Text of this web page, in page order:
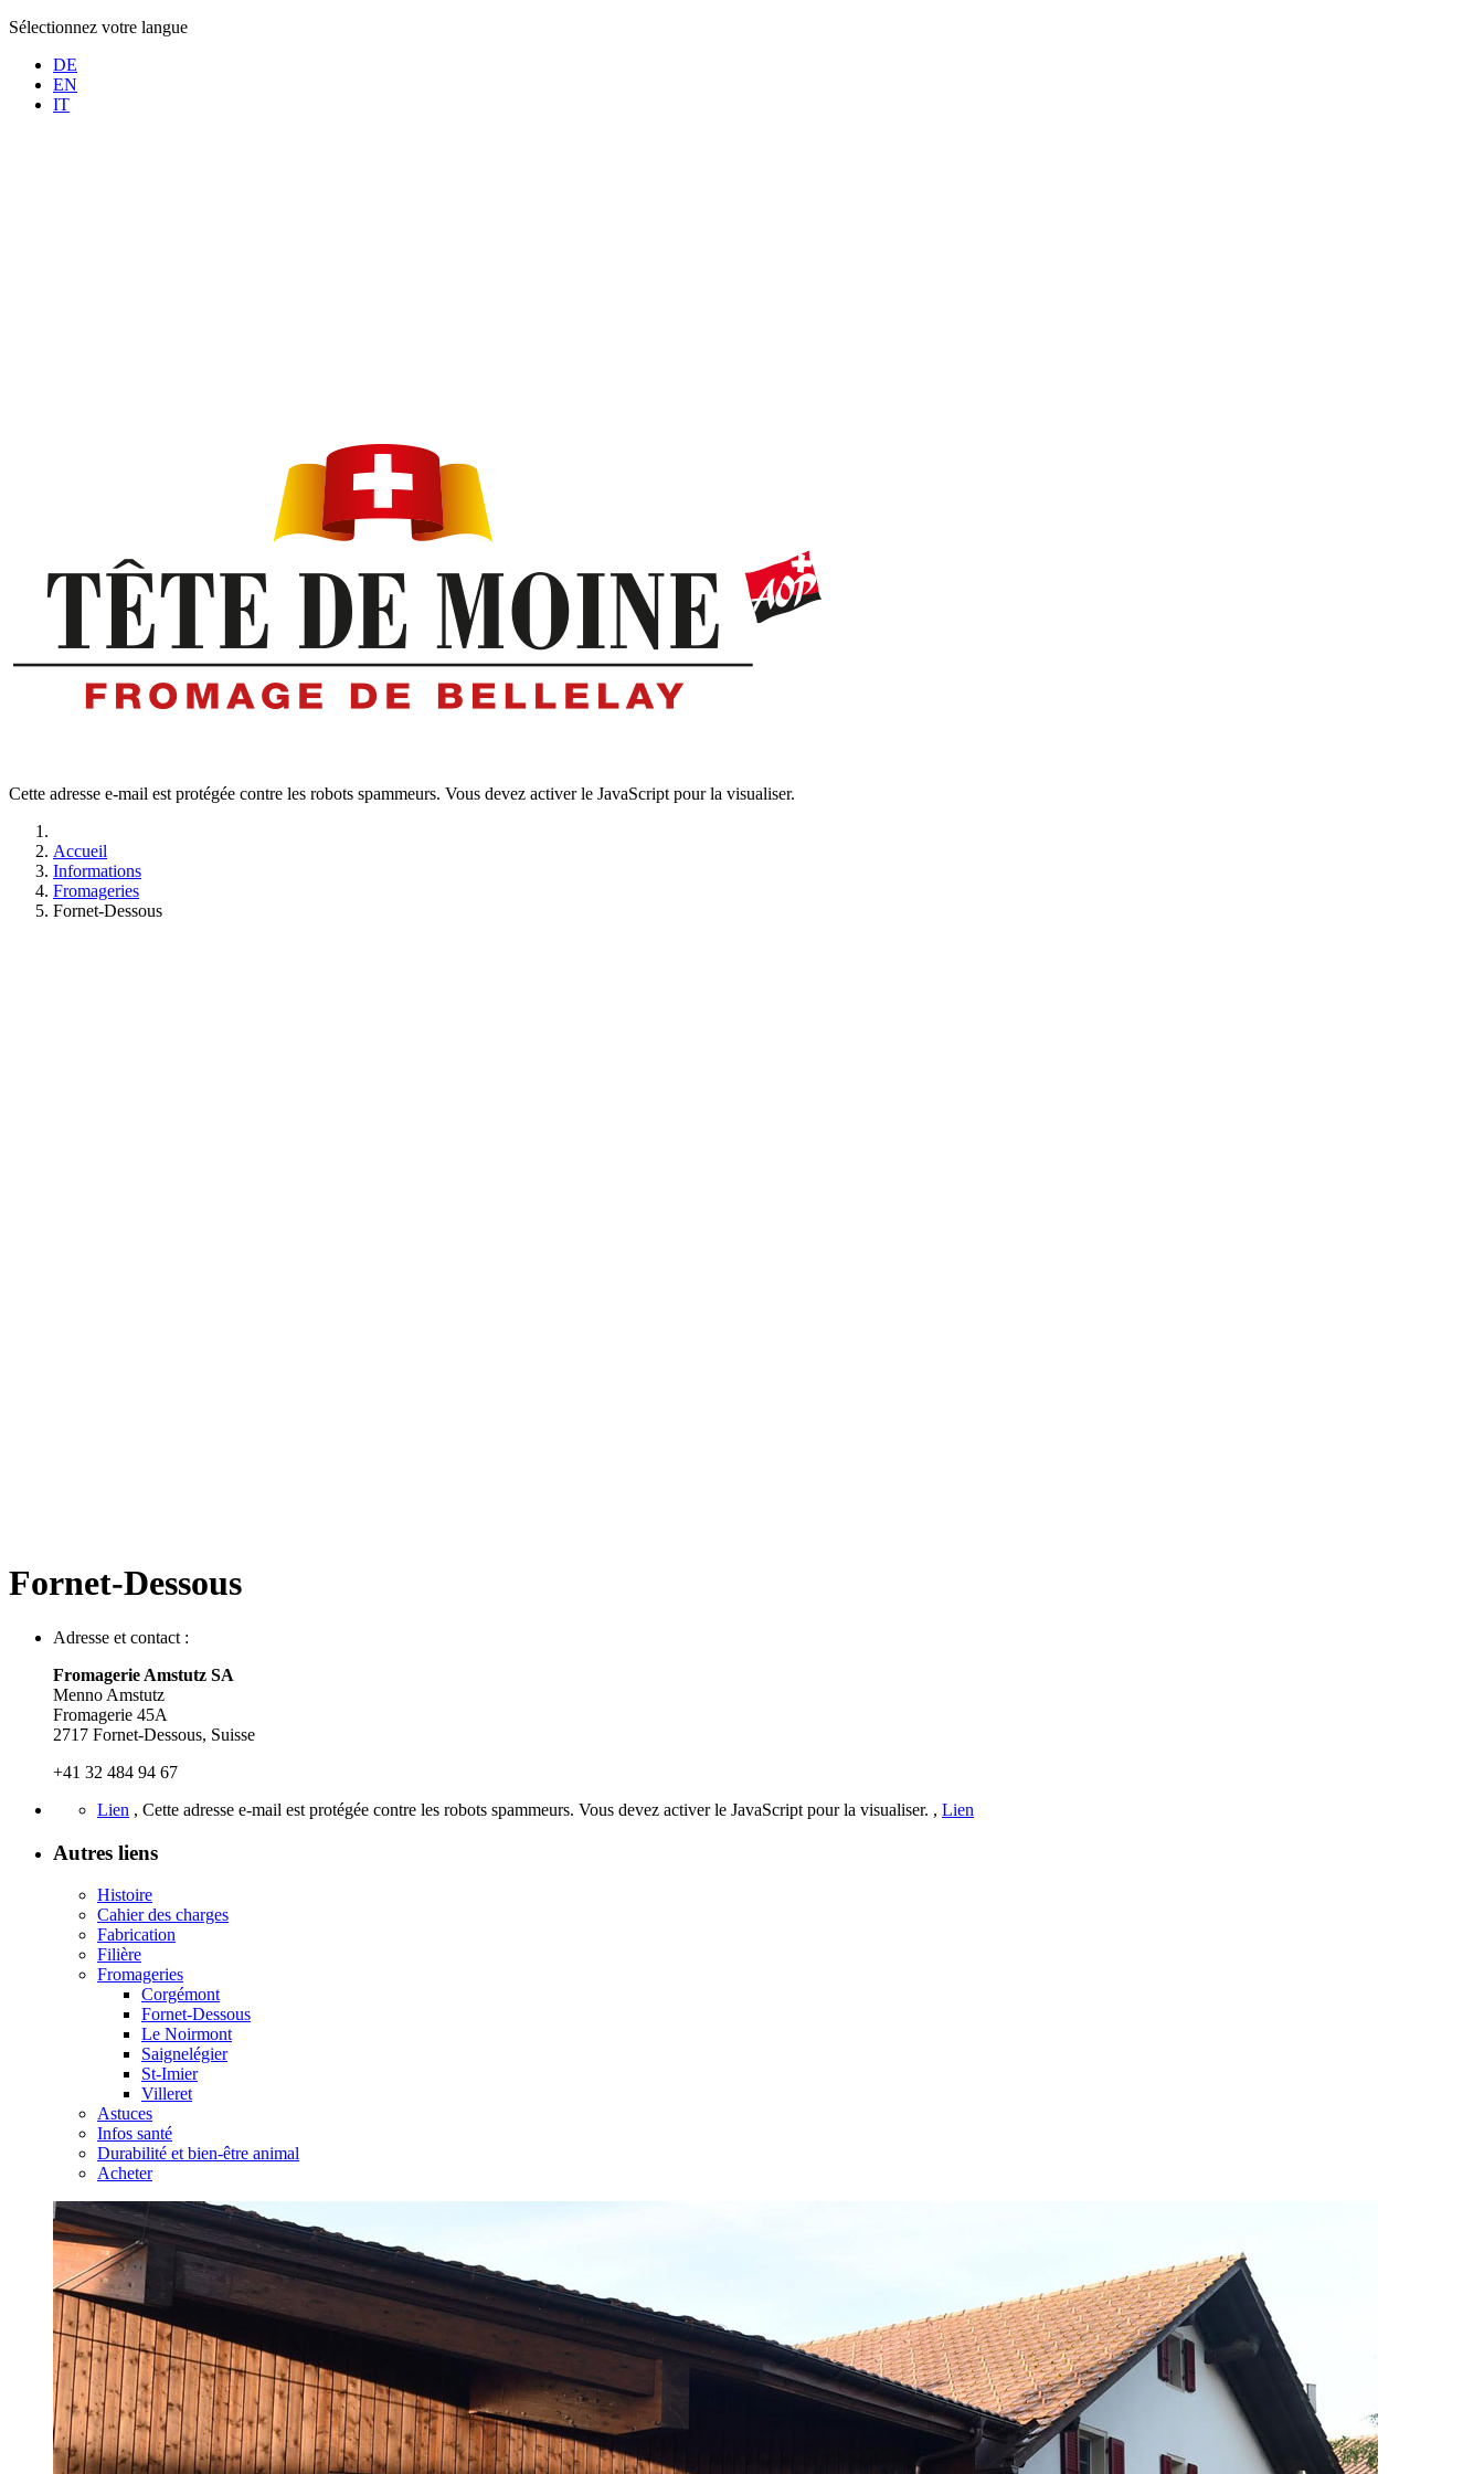
Sélectionnez votre langue
DE
EN
IT
Cette adresse e-mail est protégée contre les robots spammeurs. Vous devez activer le JavaScript pour la visualiser.
Accueil
Informations
Fromageries
Fornet-Dessous
Fornet-Dessous
Adresse et contact :
Fromagerie Amstutz SA
Menno Amstutz
Fromagerie 45A
2717 Fornet-Dessous, Suisse
+41 32 484 94 67
Lien , Cette adresse e-mail est protégée contre les robots spammeurs. Vous devez activer le JavaScript pour la visualiser. , Lien
Autres liens
Histoire
Cahier des charges
Fabrication
Filière
Fromageries
Corgémont
Fornet-Dessous
Le Noirmont
Saignelégier
St-Imier
Villeret
Astuces
Infos santé
Durabilité et bien-être animal
Acheter